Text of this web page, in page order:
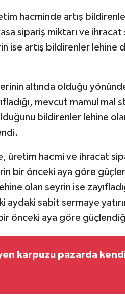
hacminde artış
sipariş miktarı ve ihracat
ise artış bildirenler lehine
altında olduğu
mevcut mamul mal
bildirenler lehine
üretim hacmi ve ihracat
bir önceki aya göre
olan seyrin ise
aydaki sabit sermaye
önceki aya göre
karpuzu pazarda